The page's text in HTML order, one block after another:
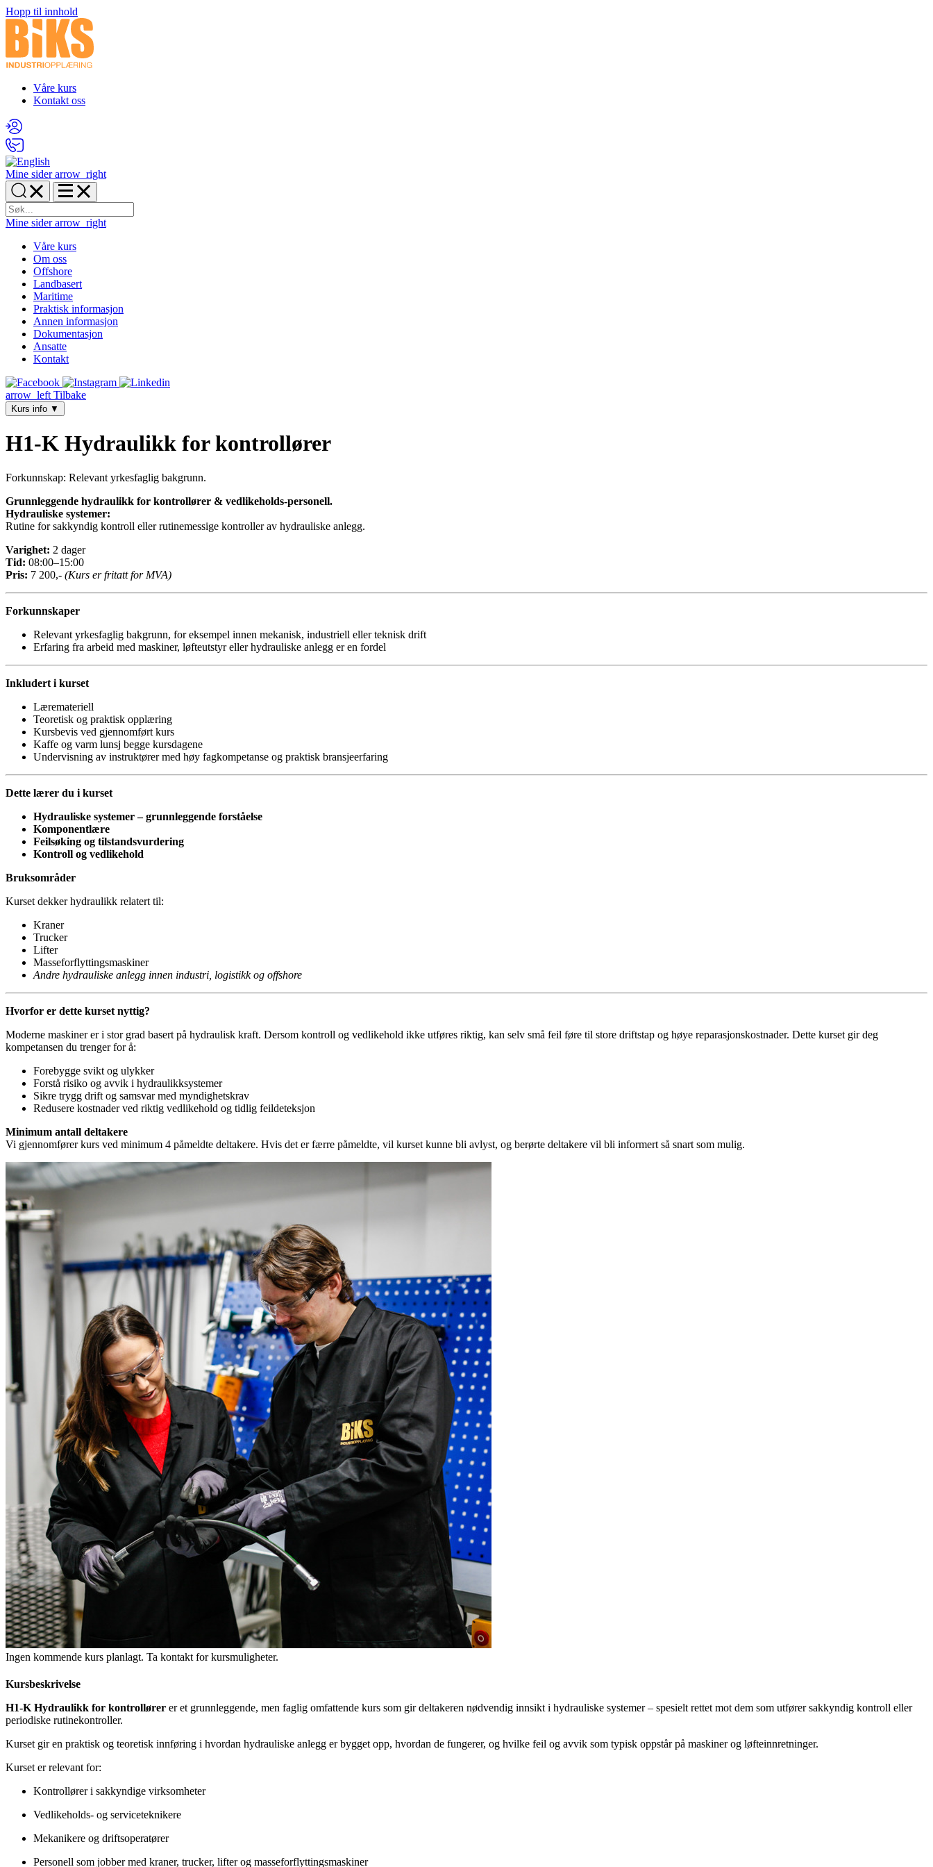
Hopp til innhold
Våre kurs
Kontakt oss
Mine sider arrow_right
Mine sider arrow_right
Våre kurs
Om oss
Offshore
Landbasert
Maritime
Praktisk informasjon
Annen informasjon
Dokumentasjon
Ansatte
Kontakt
arrow_left Tilbake
Kurs info ▼
H1-K Hydraulikk for kontrollører
Forkunnskap: Relevant yrkesfaglig bakgrunn.
Grunnleggende hydraulikk for kontrollører & vedlikeholds-personell.
Hydrauliske systemer:
Rutine for sakkyndig kontroll eller rutinemessige kontroller av hydrauliske anlegg.
Varighet: 2 dager
Tid: 08:00–15:00
Pris: 7 200,- (Kurs er fritatt for MVA)
Forkunnskaper
Relevant yrkesfaglig bakgrunn, for eksempel innen mekanisk, industriell eller teknisk drift
Erfaring fra arbeid med maskiner, løfteutstyr eller hydrauliske anlegg er en fordel
Inkludert i kurset
Læremateriell
Teoretisk og praktisk opplæring
Kursbevis ved gjennomført kurs
Kaffe og varm lunsj begge kursdagene
Undervisning av instruktører med høy fagkompetanse og praktisk bransjeerfaring
Dette lærer du i kurset
Hydrauliske systemer – grunnleggende forståelse
Komponentlære
Feilsøking og tilstandsvurdering
Kontroll og vedlikehold
Bruksområder
Kurset dekker hydraulikk relatert til:
Kraner
Trucker
Lifter
Masseforflyttingsmaskiner
Andre hydrauliske anlegg innen industri, logistikk og offshore
Hvorfor er dette kurset nyttig?
Moderne maskiner er i stor grad basert på hydraulisk kraft. Dersom kontroll og vedlikehold ikke utføres riktig, kan selv små feil føre til store driftstap og høye reparasjonskostnader. Dette kurset gir deg
kompetansen du trenger for å:
Forebygge svikt og ulykker
Forstå risiko og avvik i hydraulikksystemer
Sikre trygg drift og samsvar med myndighetskrav
Redusere kostnader ved riktig vedlikehold og tidlig feildeteksjon
Minimum antall deltakere
Vi gjennomfører kurs ved minimum 4 påmeldte deltakere. Hvis det er færre påmeldte, vil kurset kunne bli avlyst, og berørte deltakere vil bli informert så snart som mulig.
Ingen kommende kurs planlagt. Ta kontakt for kursmuligheter.
Kursbeskrivelse
H1-K Hydraulikk for kontrollører er et grunnleggende, men faglig omfattende kurs som gir deltakeren nødvendig innsikt i hydrauliske systemer – spesielt rettet mot dem som utfører sakkyndig kontroll eller
periodiske rutinekontroller.
Kurset gir en praktisk og teoretisk innføring i hvordan hydrauliske anlegg er bygget opp, hvordan de fungerer, og hvilke feil og avvik som typisk oppstår på maskiner og løfteinnretninger.
Kurset er relevant for:
Kontrollører i sakkyndige virksomheter
Vedlikeholds- og serviceteknikere
Mekanikere og driftsoperatører
Personell som jobber med kraner, trucker, lifter og masseforflyttingsmaskiner